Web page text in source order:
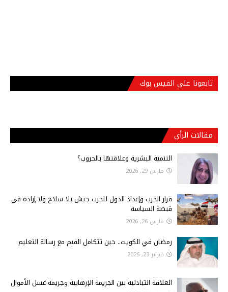
تابعونا على الفيس بوك
مقالات الرأي
التنمية البشرية وعلاقتها بالحروب؟
مارس 29, 2026
قرار الحرب وإعداد الدول للحرب جيش بلا سلاح ولا إرادة في
قبضة السياسة
مارس 26, 2026
رمضان في الكويت.. حين تتكامل القيم مع رسالة التعليم
فبراير 23, 2026
العلاقة التبادلية بين الجريمة الإرهابية وجريمة غسل الأموال